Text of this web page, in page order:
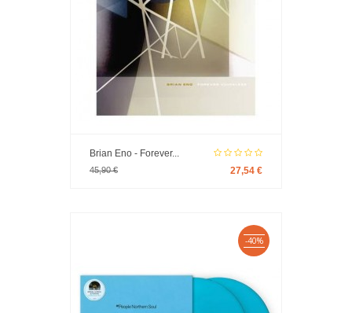
Brian Eno - Forever...
27,54 €
45,90 €
-40%